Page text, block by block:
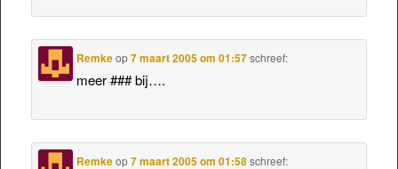
Remkeop7 maart 2005 om 01:57 schreef:
meer ### bij….
Remkeop7 maart 2005 om 01:58 schreef: